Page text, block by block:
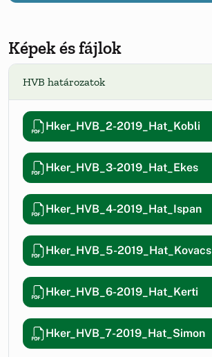
Képek és fájlok
HVB határozatok
Hker_HVB_2-2019_Hat_Kobli
Hker_HVB_3-2019_Hat_Ekes
Hker_HVB_4-2019_Hat_Ispan
Hker_HVB_5-2019_Hat_Kovacs
Hker_HVB_6-2019_Hat_Kerti
Hker_HVB_7-2019_Hat_Simon